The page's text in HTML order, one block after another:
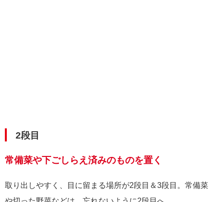
2段目
常備菜や下ごしらえ済みのものを置く
取り出しやすく、目に留まる場所が2段目＆3段目。常備菜